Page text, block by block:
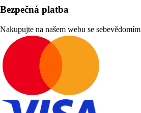
Bezpečná platba
Nakupujte na našem webu se sebevědomím